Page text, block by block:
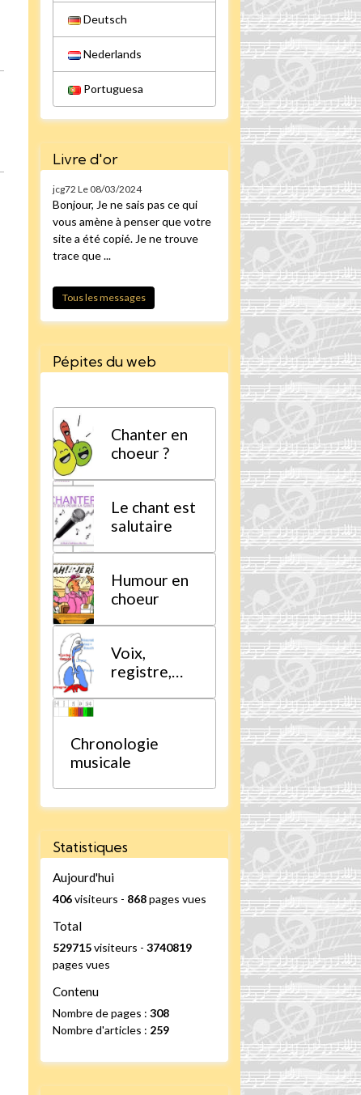
Deutsch
Nederlands
Portuguesa
Livre d'or
jcg72 Le 08/03/2024
Bonjour, Je ne sais pas ce qui
vous amène à penser que votre
site a été copié. Je ne trouve
trace que ...
Tous les messages
Pépites du web
Chanter en
choeur ?
Le chant est
salutaire
Humour en
choeur
Voix,
registre,
Chronologie
musicale
Statistiques
Aujourd'hui
406visiteurs - 868pages vues
Total
529715visiteurs -3740819
pages vues
Contenu
Nombre de pages :308
Nombre d'articles : 259